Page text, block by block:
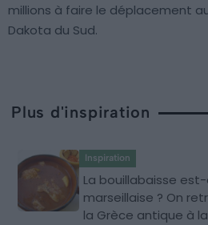
millions à faire le déplacement
Dakota du Sud.
Plus d'inspiration
Inspiration
La bouillabaisse
marseillaise ? On
la Grèce antique à